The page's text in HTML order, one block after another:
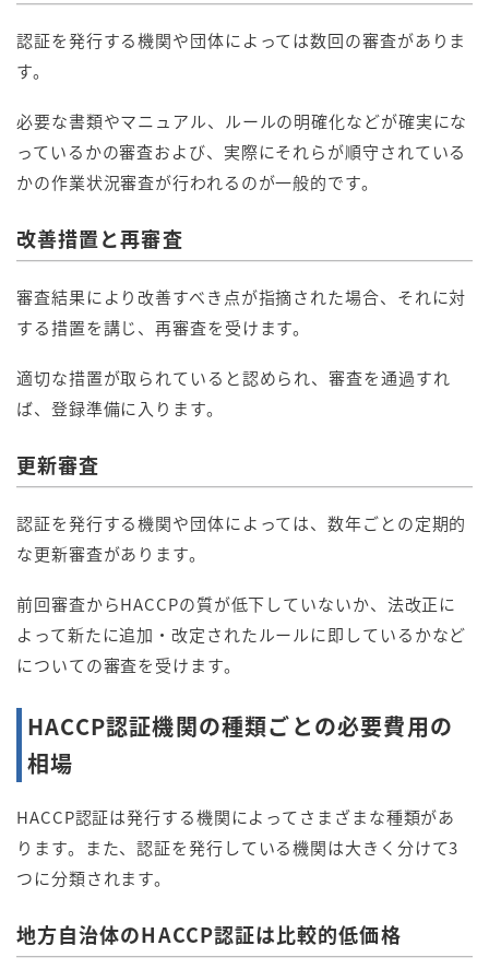
認証を発行する機関や団体によっては数回の審査がありま
す。
必要な書類やマニュアル、ルールの明確化などが確実にな
っているかの審査および、実際にそれらが順守されている
かの作業状況審査が行われるのが一般的です。
改善措置と再審査
審査結果により改善すべき点が指摘された場合、それに対
する措置を講じ、再審査を受けます。
適切な措置が取られていると認められ、審査を通過すれ
ば、登録準備に入ります。
更新審査
認証を発行する機関や団体によっては、数年ごとの定期的
な更新審査があります。
前回審査からHACCPの質が低下していないか、法改正に
よって新たに追加・改定されたルールに即しているかなど
についての審査を受けます。
HACCP認証機関の種類ごとの必要費用の
相場
HACCP認証は発行する機関によってさまざまな種類があ
ります。また、認証を発行している機関は大きく分けて3
つに分類されます。
地方自治体のHACCP認証は比較的低価格